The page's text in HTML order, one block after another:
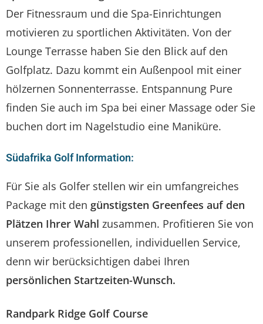
Der Fitnessraum und die Spa-Einrichtungen
motivieren zu sportlichen Aktivitäten. Von der
Lounge Terrasse haben Sie den Blick auf den
Golfplatz. Dazu kommt ein Außenpool mit einer
hölzernen Sonnenterrasse. Entspannung Pure
finden Sie auch im Spa bei einer Massage oder Sie
buchen dort im Nagelstudio eine Maniküre.
Südafrika Golf Information:
Für Sie als Golfer stellen wir ein umfangreiches
Package mit den günstigsten Greenfees auf den
Plätzen Ihrer Wahl zusammen. Profitieren Sie von
unserem professionellen, individuellen Service,
denn wir berücksichtigen dabei Ihren
persönlichen Startzeiten-Wunsch.
Randpark Ridge Golf Course